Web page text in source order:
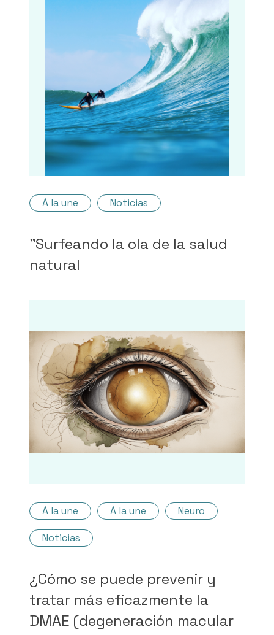
À la une Noticias
"Surfeando la ola de la salud
natural
À la une À la une Neuro
Noticias
¿Cómo se puede prevenir y
tratar más eficazmente la
DMAE (degeneración macular